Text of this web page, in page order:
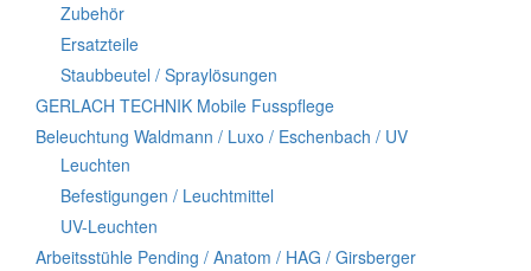
Zubehör
Ersatzteile
Staubbeutel / Spraylösungen
GERLACH TECHNIK Mobile Fusspflege
Beleuchtung Waldmann / Luxo / Eschenbach / UV
Leuchten
Befestigungen / Leuchtmittel
UV-Leuchten
Arbeitsstühle Pending / Anatom / HAG / Girsberger